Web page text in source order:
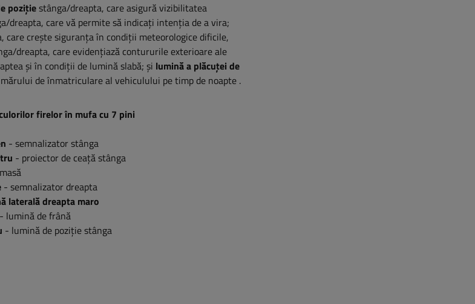
pozițiestânga/dreapta, care asigură vizibilitatea
dreapta, care vă permite să indicați intenția de a vira;
care crește siguranța în condiții meteorologice dificile,
dreapta, care evidențiază contururile exterioare ale
și în condiții de lumină slabă; și lumină a plăcuței de
de înmatriculare al vehiculului pe timp de noapte .
firelor în mufa cu 7 pini
- semnalizator stânga
- proiector de ceață stânga
- semnalizator dreapta
laterală dreapta maro
- lumină de frână
- lumină de poziție stânga